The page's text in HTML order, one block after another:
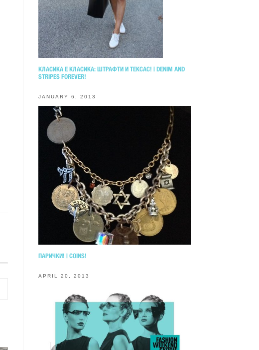
КЛАСИКА Е КЛАСИКА: ШТРАФТИ И ТЕКСАС! | DENIM AND
STRIPES FOREVER!
JANUARY 6, 2013
ПАРИЧКИ! | COINS!
APRIL 20, 2013